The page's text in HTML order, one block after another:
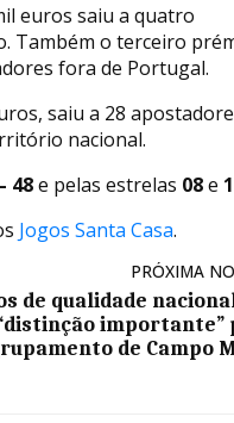
euros saiu a quatro
Também o terceiro
fora de Portugal.
saiu a 28
nacional.
48e pelas estrelas 08e
Jogos Santa Casa.
PRÓXIMA
de qualidade
importante”
de Campo